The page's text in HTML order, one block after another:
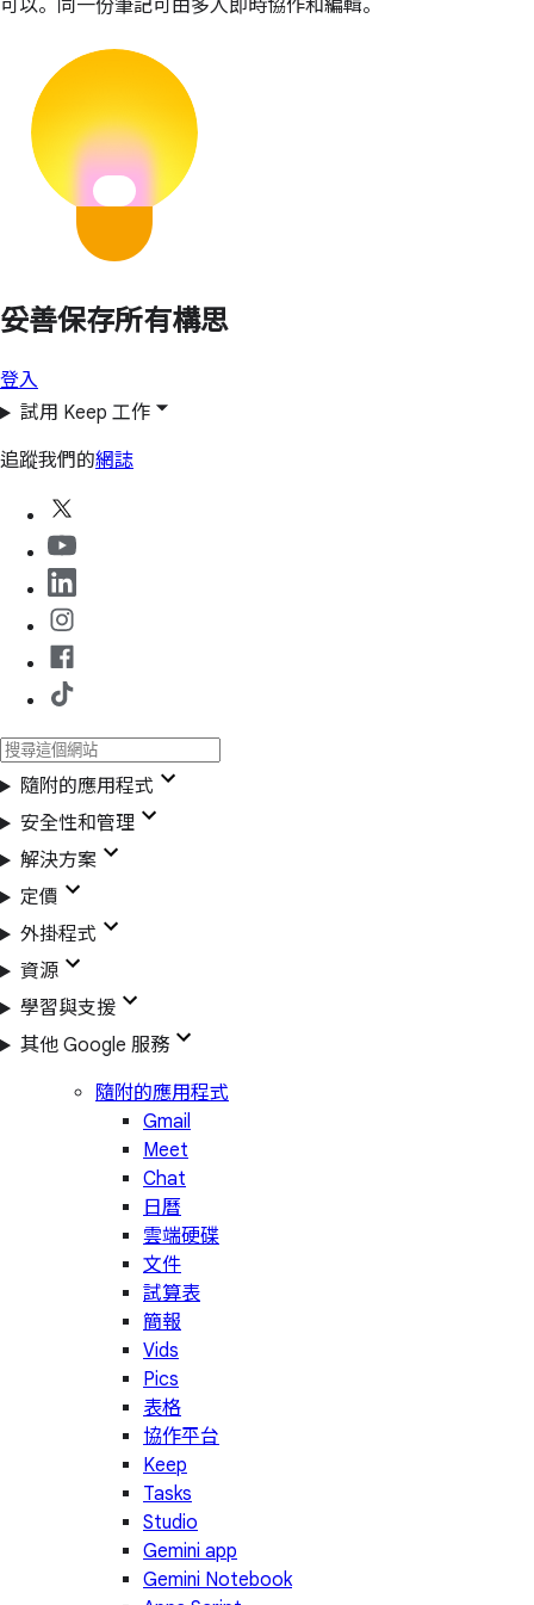
可以。同一份筆記可由多人即時協作和編輯。
妥善保存所有構思
登入
試用 Keep 工作
追蹤我們的網誌
隨附的應用程式
安全性和管理
解決方案
定價
外掛程式
資源
學習與支援
其他 Google 服務
隨附的應用程式
Gmail
Meet
Chat
日曆
雲端硬碟
文件
試算表
簡報
Vids
Pics
表格
協作平台
Keep
Tasks
Studio
Gemini app
Gemini Notebook